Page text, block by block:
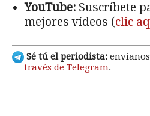
YouTube: Suscríbete
mejores vídeos (clic
Sé tú el periodista:
través de Telegram.